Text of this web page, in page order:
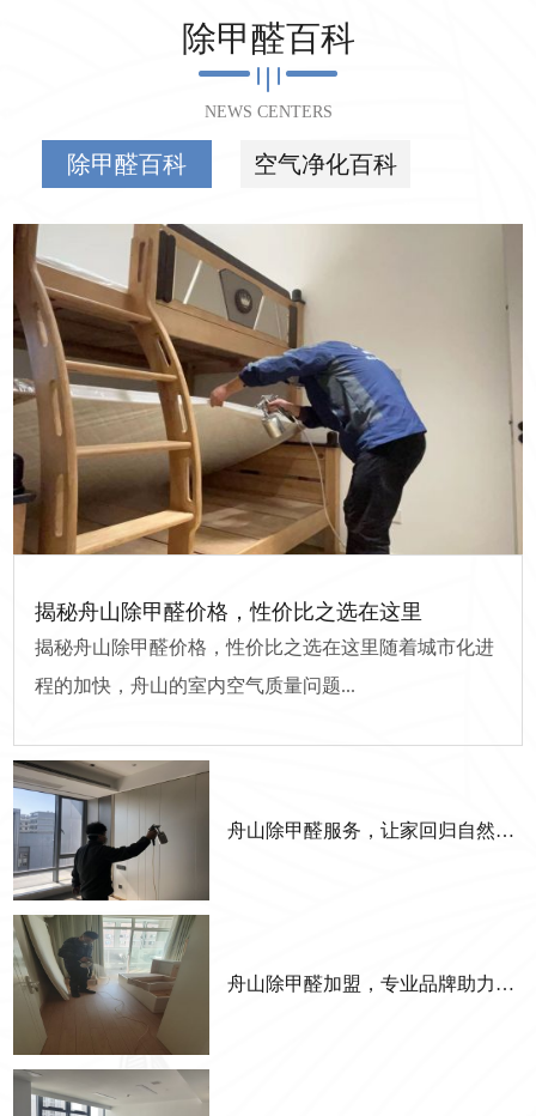
除甲醛百科
NEWS CENTERS
除甲醛百科 空气净化百科
揭秘舟山除甲醛价格，性价比之选在这里
揭秘舟山除甲醛价格，性价比之选在这里随着城市化进
程的加快，舟山的室内空气质量问题...
舟山除甲醛服务，让家回归自然清新
舟山除甲醛加盟，专业品牌助力成功创业